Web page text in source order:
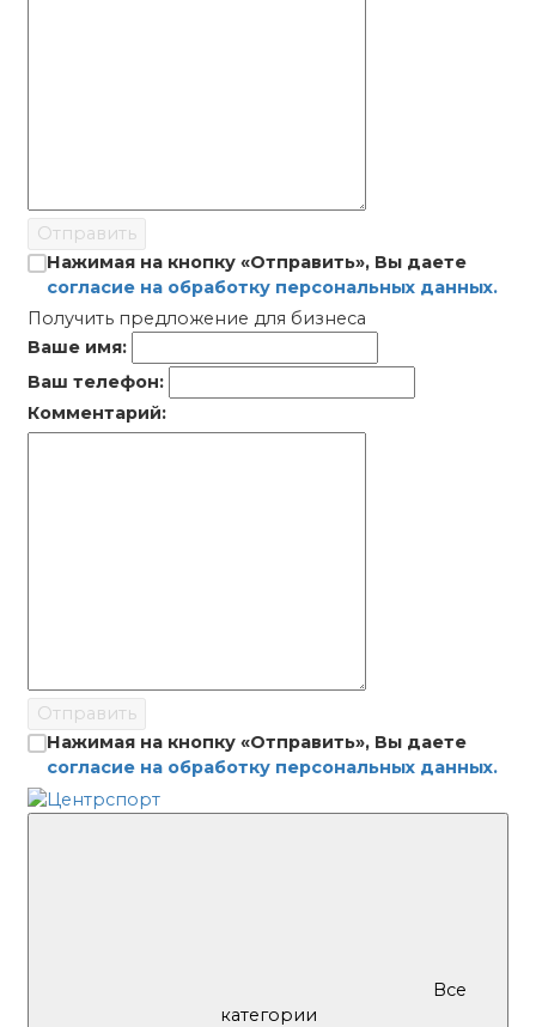
Отправить
Нажимая на кнопку «Отправить», Вы даете
согласие на обработку персональных данных.
Получить предложение для бизнеса
Ваше имя:
Ваш телефон:
Комментарий:
Отправить
Нажимая на кнопку «Отправить», Вы даете
согласие на обработку персональных данных.
Все
категории